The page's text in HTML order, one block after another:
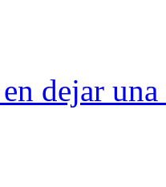
dejar